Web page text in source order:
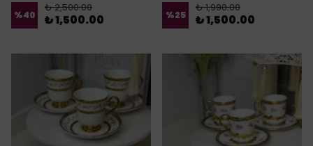
%40
₺ 2,500.00
₺ 1,500.00 %25
₺ 1,990.00
₺ 1,500.00